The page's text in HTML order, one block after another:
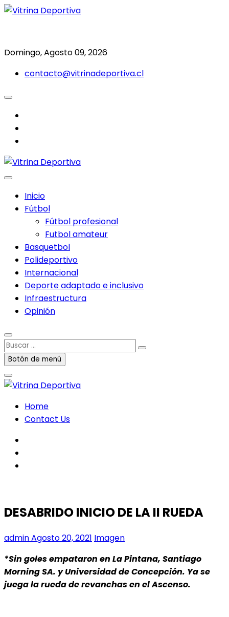
Saltar
Domingo, Agosto 09, 2026
contacto@vitrinadeportiva.cl
Inicio
Fútbol
Fútbol profesional
Futbol amateur
Basquetbol
Polideportivo
Internacional
Deporte adaptado e inclusivo
Infraestructura
Opinión
Buscar
…Botón de menú
Home
Contact Us
DESABRIDO INICIO DE LA II RUEDA
adminAgosto 20, 2021 Imagen
*Sin goles empataron en La Pintana, Santiago
Morning SA. y Universidad de Concepción. Ya se
juega la rueda de revanchas en el Ascenso.